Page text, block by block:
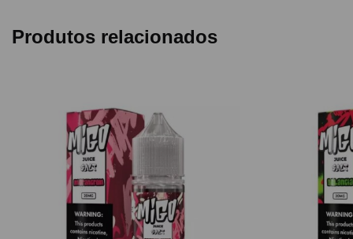
Produtos relacionados